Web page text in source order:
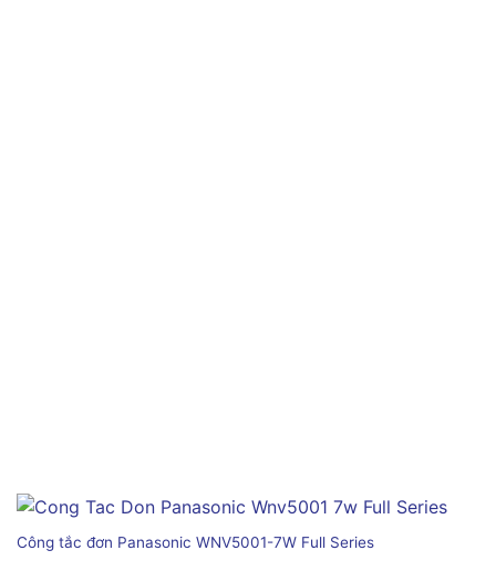
Công tắc đơn Panasonic WNV5001-7W Full Series